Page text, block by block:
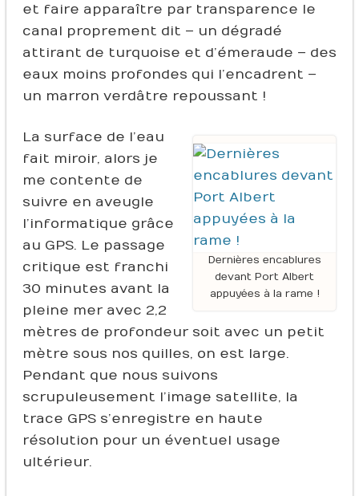
et faire apparaître par transparence le
canal proprement dit – un dégradé
attirant de turquoise et d’émeraude – des
eaux moins profondes qui l’encadrent –
un marron verdâtre repoussant !
Dernières encablures
devant Port Albert
appuyées à la rame !
La surface de l’eau
fait miroir, alors je
me contente de
suivre en aveugle
l’informatique grâce
au GPS. Le passage
critique est franchi
30 minutes avant la
pleine mer avec 2,2
mètres de profondeur soit avec un petit
mètre sous nos quilles, on est large.
Pendant que nous suivons
scrupuleusement l’image satellite, la
trace GPS s’enregistre en haute
résolution pour un éventuel usage
ultérieur.